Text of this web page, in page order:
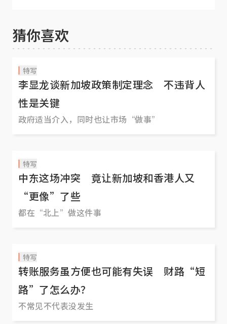
猜你喜欢
特写
李显龙谈新加坡政策制定理念 不违背人
性是关键
政府适当介入，同时也让市场“做事”
特写
中东这场冲突 竟让新加坡和香港人又
“更像”了些
都在“北上”做这件事
特写
转账服务虽方便也可能有失误 财路“短
路”了怎么办？
不常见不代表没发生